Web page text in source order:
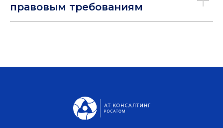
правовым требованиям